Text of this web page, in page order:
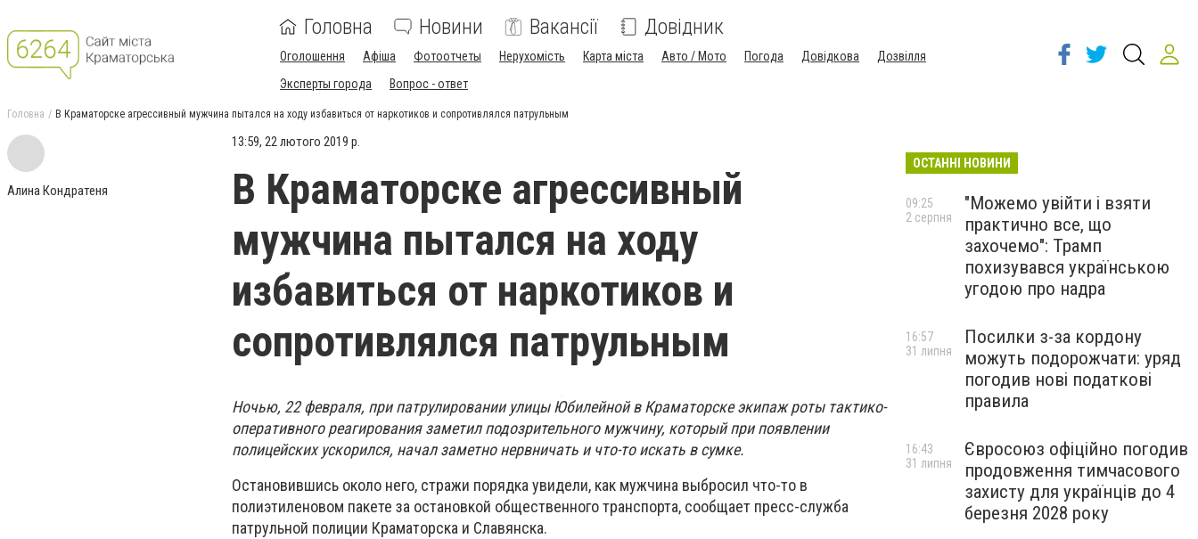
Головна Новини Вакансії Довідник
Оголошення Афіша Фотоотчеты Нерухомість Карта міста Авто / Мото Погода Довідкова
Дозвілля
Эксперты города
Вопрос - ответ
Головна В Краматорске агрессивный мужчина пытался на ходу избавиться от наркотиков и сопротивлялся патрульным
Алина Кондратеня
13:59, 22 лютого 2019 р.
В Краматорске агрессивный
мужчина пытался на ходу
избавиться от наркотиков и
сопротивлялся патрульным
Ночью, 22 февраля, при патрулировании улицы Юбилейной в Краматорске экипаж роты тактико-
оперативного реагирования заметил подозрительного мужчину, который при появлении
полицейских ускорился, начал заметно нервничать и что-то искать в сумке.
Остановившись около него, стражи порядка увидели, как мужчина выбросил что-то в
полиэтиленовом пакете за остановкой общественного транспорта, сообщает пресс-служба
патрульной полиции Краматорска и Славянска.
ОСТАННІ НОВИНИ
"Можемо увійти і взяти
практично все, що
захочемо": Трамп
похизувався українською
угодою про надра
09:25
2 серпня
Посилки з-за кордону
можуть подорожчати: уряд
погодив нові податкові
правила
16:57
31 липня
Євросоюз офіційно погодив
продовження тимчасового
захисту для українців до 4
березня 2028 року
16:43
31 липня